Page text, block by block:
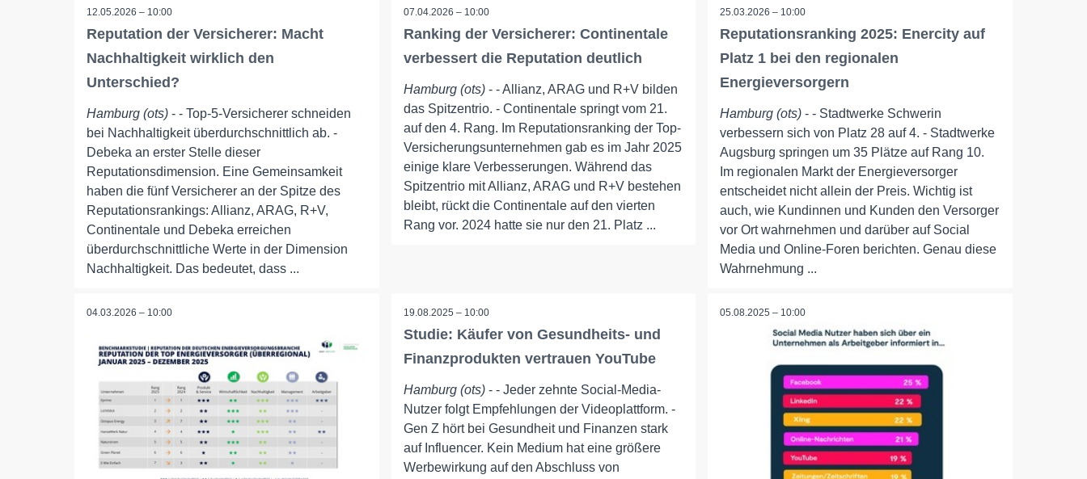
12.05.2026 – 10:00
Reputation der Versicherer: Macht
Nachhaltigkeit wirklich den
Unterschied?
Hamburg (ots) - - Top-5-Versicherer schneiden
bei Nachhaltigkeit überdurchschnittlich ab. -
Debeka an erster Stelle dieser
Reputationsdimension. Eine Gemeinsamkeit
haben die fünf Versicherer an der Spitze des
Reputationsrankings: Allianz, ARAG, R+V,
Continentale und Debeka erreichen
überdurchschnittliche Werte in der Dimension
Nachhaltigkeit. Das bedeutet, dass ...
07.04.2026 – 10:00
Ranking der Versicherer: Continentale
verbessert die Reputation deutlich
Hamburg (ots)- - Allianz, ARAG und R+V bilden
das Spitzentrio. - Continentale springt vom 21.
auf den 4. Rang. Im Reputationsranking der Top-
Versicherungsunternehmen gab es im Jahr 2025
einige klare Verbesserungen. Während das
Spitzentrio mit Allianz, ARAG und R+V bestehen
bleibt, rückt die Continentale auf den vierten
Rang vor. 2024 hatte sie nur den 21. Platz ...
25.03.2026 – 10:00
Reputationsranking 2025: Enercity auf
Platz 1 bei den regionalen
Energieversorgern
Hamburg (ots) - - Stadtwerke Schwerin
verbessern sich von Platz 28 auf 4. - Stadtwerke
Augsburg springen um 35 Plätze auf Rang 10.
Im regionalen Markt der Energieversorger
entscheidet nicht allein der Preis. Wichtig ist
auch, wie Kundinnen und Kunden den Versorger
vor Ort wahrnehmen und darüber auf Social
Media und Online-Foren berichten. Genau diese
Wahrnehmung ...
04.03.2026 – 10:00 19.08.2025 – 10:00
Studie: Käufer von Gesundheits- und
Finanzprodukten vertrauen YouTube
Hamburg (ots)- - Jeder zehnte Social-Media-
Nutzer folgt Empfehlungen der Videoplattform. -
Gen Z hört bei Gesundheit und Finanzen stark
auf Influencer. Kein Medium hat eine größere
Werbewirkung auf den Abschluss von
05.08.2025 – 10:00